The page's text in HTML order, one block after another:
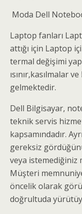
Moda Dell
Laptop fanları
attığı için Laptop
termal değişimi
ısınır,kasılmalar
gelmektedir.
Dell Bilgisayar,
teknik servis
kapsamındadır.
gereksiz
veya
Müşteri
öncelik olarak
doğrultuda